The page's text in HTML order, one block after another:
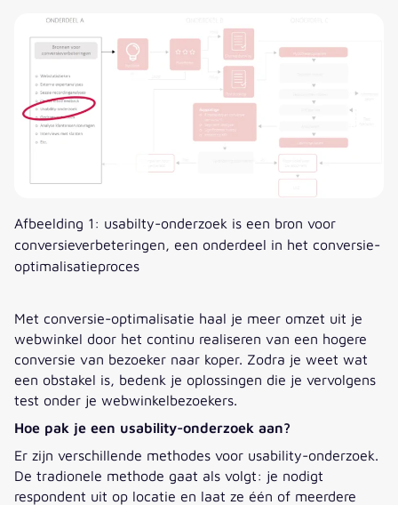
Afbeelding 1: usabilty-onderzoek is een bron voor
conversieverbeteringen, een onderdeel in het conversie-
optimalisatieproces
Met conversie-optimalisatie haal je meer omzet uit je
webwinkel door het continu realiseren van een hogere
conversie van bezoeker naar koper. Zodra je weet wat
een obstakel is, bedenk je oplossingen die je vervolgens
test onder je webwinkelbezoekers.
Hoe pak je een usability-onderzoek aan?
Er zijn verschillende methodes voor usability-onderzoek.
De tradionele methode gaat als volgt: je nodigt
respondent uit op locatie en laat ze één of meerdere